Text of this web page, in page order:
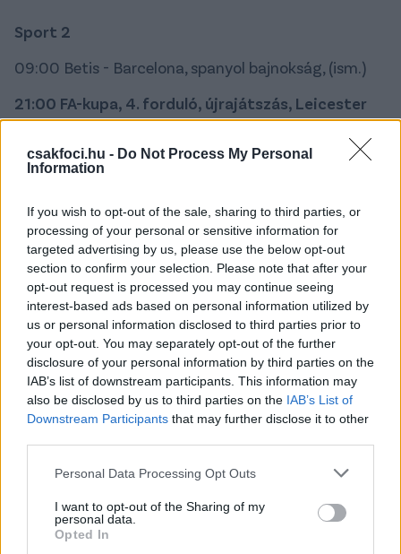
csakfoci.hu - Do Not Process My Personal
Information
If you wish to opt-out of the sale, sharing to third parties, or
processing of your personal or sensitive information for
targeted advertising by us, please use the below opt-out
section to confirm your selection. Please note that after your
opt-out request is processed you may continue seeing
interest-based ads based on personal information utilized by
us or personal information disclosed to third parties prior to
your opt-out. You may separately opt-out of the further
disclosure of your personal information by third parties on the
IAB’s list of downstream participants. This information may
also be disclosed by us to third parties on the IAB’s List of
Downstream Participants that may further disclose it to other
Please note that this website/app uses one or more Google
not limited to your visit or usage behaviour. You may click to
grant or deny consent to Google and its third-party tags to
use your data for below specified purposes in below Google
Personal Data Processing Opt Outs
I want to opt-out of the Sharing of my
personal data.
Opted In
Sport 2
09:00 Betis - Barcelona, spanyol bajnokság, (ism.)
21:00 FA-kupa, 4. forduló, újrajátszás, Leicester
City - Derby County (élő)
20:00 Hannover - Kaiserslautern, Bundesliga II,
(élő)
Digi Sport 1
08:50 PSG - Monaco, Ligue 1, (ism.)
15:40 Toulouse - St. Étienne, Ligue 1, (ism.)
17:40 Ligue 1, összefoglaló
19:00 Serie A, összefoglaló
20:30 Anderlecht - Standard Liége, belga
bajnokság, (ism.)